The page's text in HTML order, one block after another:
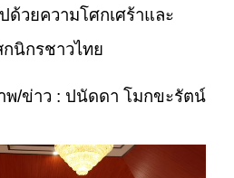
ด้วยความโศกเศร้าและ
นิกรชาวไทย
พ/ข่าว : ปนัดดา โมกขะรัตน์